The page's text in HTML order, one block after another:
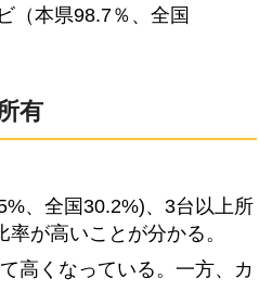
（本県98.7％、全国
有
、全国30.2%)、3台以上所
が高いことが分かる。
高くなっている。一方、カ